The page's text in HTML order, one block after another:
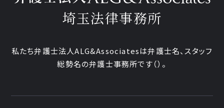
埼玉法律事務所
私たち弁護士法人ALG&Associatesは弁護士名、 スタッフ
総勢名の弁護士事務所です（）。